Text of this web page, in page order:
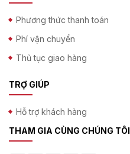
Phương thức thanh toán
Phí vận chuyển
Thủ tục giao hàng
TRỢ GIÚP
Hỗ trợ khách hàng
THAM GIA CÙNG CHÚNG TÔI